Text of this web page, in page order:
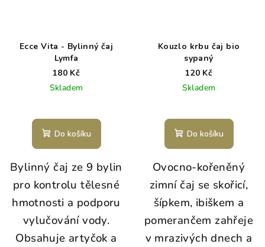
Ecce Vita - Bylinný čaj
Lymfa
180 Kč
Skladem
Do košíku
Bylinný čaj ze 9 bylin
pro kontrolu tělesné
hmotnosti a podporu
vylučování vody.
Obsahuje artyčok a
Kouzlo krbu čaj bio
sypaný
120 Kč
Skladem
Do košíku
Ovocno-kořeněný
zimní čaj se skořicí,
šípkem, ibiškem a
pomerančem zahřeje
v mrazivých dnech a